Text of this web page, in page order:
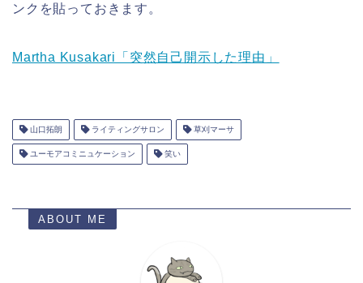
ンクを貼っておきます。
Martha Kusakari「突然自己開示した理由」
山口拓朗 ライティングサロン 草刈マーサ
ユーモアコミニュケーション 笑い
ABOUT ME